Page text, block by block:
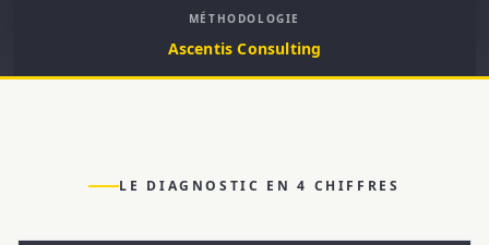
MÉTHODOLOGIE
Ascentis Consulting
LE DIAGNOSTIC EN 4 CHIFFRES